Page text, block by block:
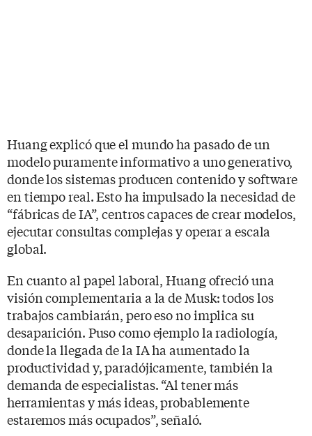
Huang explicó que el mundo ha pasado de un
modelo puramente informativo a uno generativo,
donde los sistemas producen contenido y software
en tiempo real. Esto ha impulsado la necesidad de
“fábricas de IA”, centros capaces de crear modelos,
ejecutar consultas complejas y operar a escala
global.
En cuanto al papel laboral, Huang ofreció una
visión complementaria a la de Musk: todos los
trabajos cambiarán, pero eso no implica su
desaparición. Puso como ejemplo la radiología,
donde la llegada de la IA ha aumentado la
productividad y, paradójicamente, también la
demanda de especialistas. “Al tener más
herramientas y más ideas, probablemente
estaremos más ocupados”, señaló.